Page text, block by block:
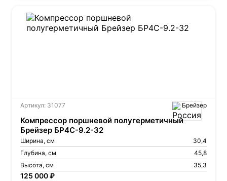
Артикул: 31077 Брейзер
Компрессор поршневой полугерметичный
Брейзер БР4С-9.2-32
Ширина, см
30,4
Глубина, см
45,8
Высота, см
35,3
125 000 ₽